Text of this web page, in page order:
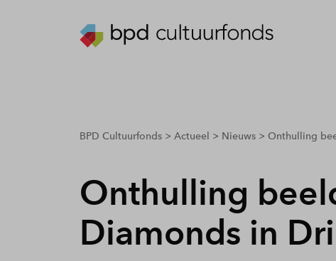
breadcrumbs.youarehere
BPD Cultuurfonds Actueel Nieuws Onthulling
Onthulling
Diamonds in